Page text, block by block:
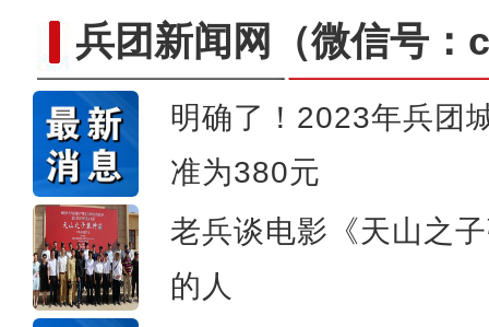
兵团新闻网 （微信号
明确了！2023年兵团
准为380元
老兵谈电影《天山之
的人
张清闯：我相信这部影片